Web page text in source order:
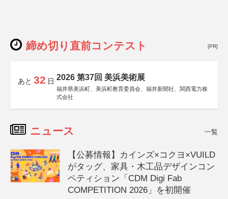
締め切り直前コンテスト [PR]
あと 32 日 2026 第37回 美浜美術展
福井県美浜町、美浜町教育委員会、福井新聞社、関西電力株
式会社
ニュース 一覧
【公募情報】カインズ×コクヨ×VUILD
がタッグ、家具・木工品デザインコン
ペティション「CDM Digi Fab
COMPETITION 2026」を初開催